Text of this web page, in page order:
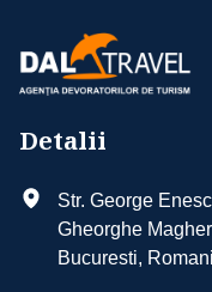
Detalii
Str. George
Gheorghe
Bucuresti,